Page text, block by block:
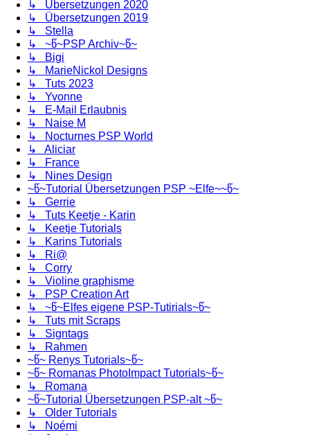
↳ Übersetzungen 2020
↳ Übersetzungen 2019
↳ Stella
↳ ~წ~PSP Archiv~წ~
↳ Bigi
↳ MarieNickol Designs
↳ Tuts 2023
↳ Yvonne
↳ E-Mail Erlaubnis
↳ Naise M
↳ Nocturnes PSP World
↳ Aliciar
↳ France
↳ Nines Design
~წ~Tutorial Übersetzungen PSP ~Elfe~~წ~
↳ Gerrie
↳ Tuts Keetje - Karin
↳ Keetje Tutorials
↳ Karins Tutorials
↳ Ri@
↳ Corry
↳ Violine graphisme
↳ PSP Creation Art
↳ ~წ~Elfes eigene PSP-Tutirials~წ~
↳ Tuts mit Scraps
↳ Signtags
↳ Rahmen
~წ~ Renys Tutorials~წ~
~წ~ Romanas PhotoImpact Tutorials~წ~
↳ Romana
~წ~Tutorial Übersetzungen PSP-alt ~წ~
↳ Older Tutorials
↳ Noémi